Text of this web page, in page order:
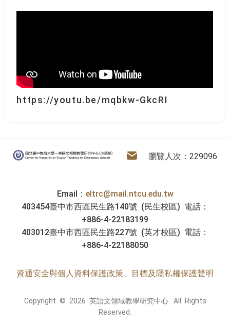
https://youtu.be/mqbkw-GkcRI
::: 瀏覽人次：229096
英語文領域教學研究中心
電子信箱
Email： eltrc@mail.ntcu.edu.tw
403454臺中市西區民生路140號 (民生校區) 電話：
+886-4-22183199
403012臺中市西區民生路227號 (英才校區) 電話：
+886-4-22188050
資通安全與個人資料保護政策、目標及隱私權保護聲明
Copyright © 2026 英語文領域教學研究中心. All Rights
Reserved.